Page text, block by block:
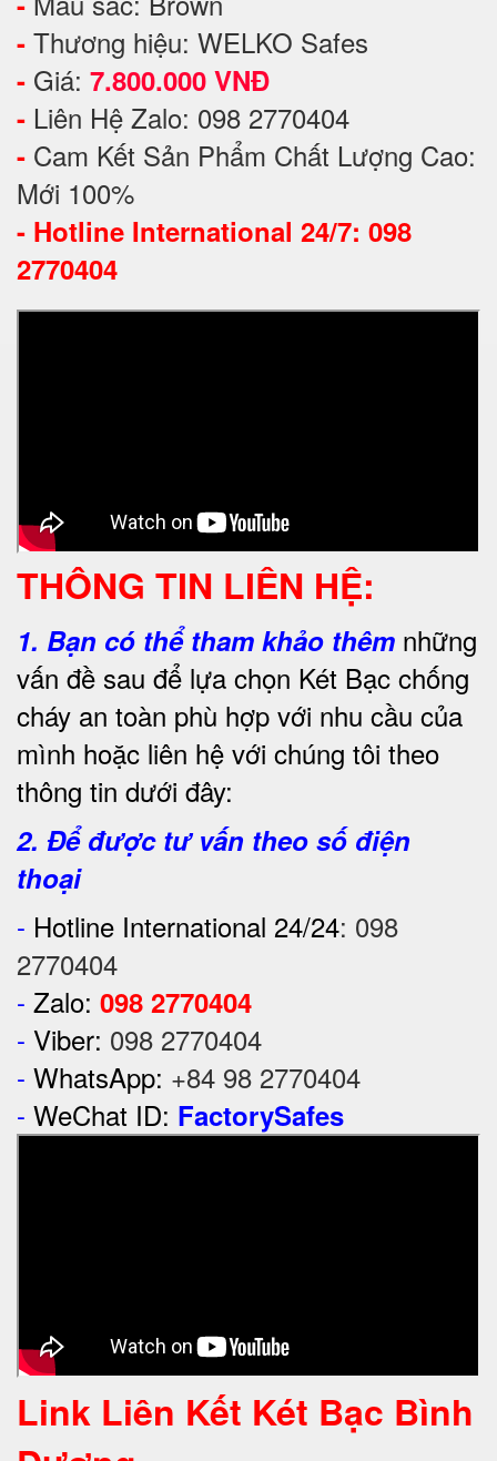
- Thương hiệu: WELKO Safes
- Giá: 7.800.000 VNĐ
- Liên Hệ Zalo: 098 2770404
- Cam Kết Sản Phẩm Chất Lượng Cao:
Mới 100%
- Hotline International 24/7: 098
2770404
THÔNG TIN LIÊN HỆ:
1. Bạn có thể tham khảo thêm những
vấn đề sau để lựa chọn Két Bạc chống
cháy an toàn phù hợp với nhu cầu của
mình hoặc liên hệ với chúng tôi theo
thông tin dưới đây:
2. Để được tư vấn theo số điện
thoại
- Hotline International 24/24: 098
2770404
- Zalo: 098 2770404
- Viber: 098 2770404
- WhatsApp: +84 98 2770404
- WeChat ID: FactorySafes
Link Liên Kết Két Bạc Bình